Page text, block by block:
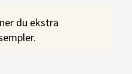
du ekstra